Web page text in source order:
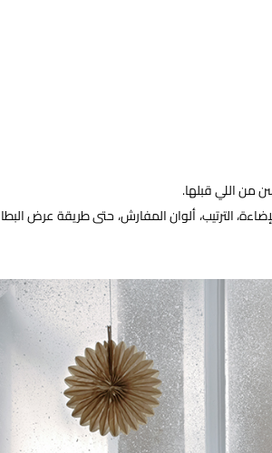
من اللي قبلها.
الترتيب، ألوان المفارش، حتى طريقة عرض